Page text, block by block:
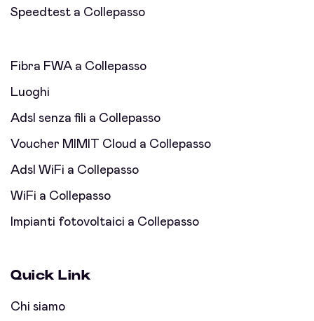
Speedtest a Collepasso
Fibra FWA a Collepasso
Luoghi
Adsl senza fili a Collepasso
Voucher MIMIT Cloud a Collepasso
Adsl WiFi a Collepasso
WiFi a Collepasso
Impianti fotovoltaici a Collepasso
Quick Link
Chi siamo